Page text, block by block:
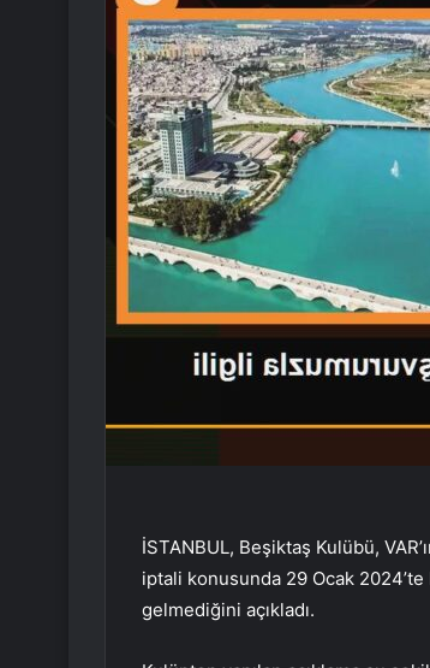
İSTANBUL, Beşiktaş Kulübü,
iptali konusunda 29 Ocak 2024’te
gelmediğini açıkladı.